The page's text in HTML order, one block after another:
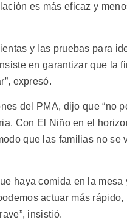
es más eficaz y
y las pruebas para
en garantizar que la
expresó.
del PMA, dijo que “no
Con El Niño en el
que las familias no
haya comida en la
actuar más
insistió.